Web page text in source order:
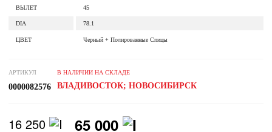
ВЫЛЕТ 45
DIA 78.1
ЦВЕТ Черный + Полированные Спицы
АРТИКУЛ
0000082576
В НАЛИЧИИ НА СКЛАДЕ
ВЛАДИВОСТОК; НОВОСИБИРСК
16 250 65 000